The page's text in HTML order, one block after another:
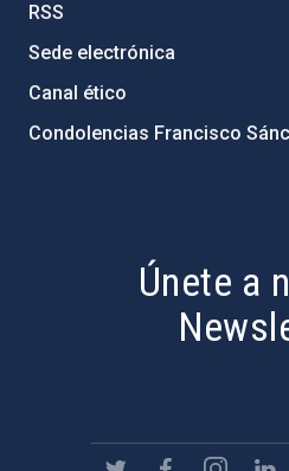
RSS
Sede electrónica
Canal ético
Condolencias Francisco
Únete a